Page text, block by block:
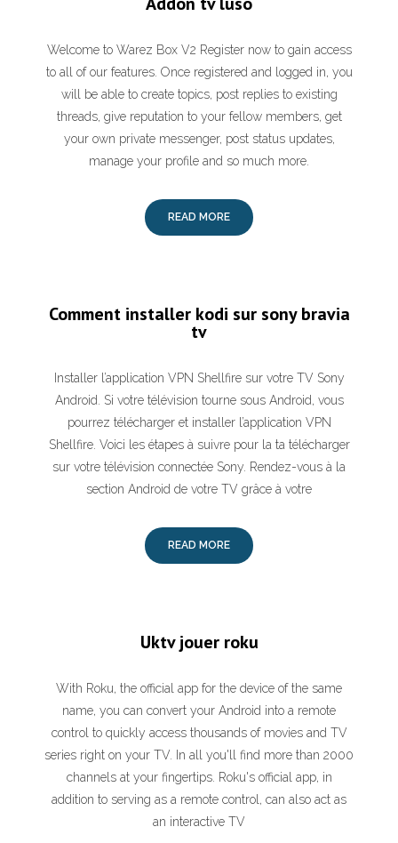
Welcome to Warez Box V2 Register now to gain access
to all of our features. Once registered and logged in, you
will be able to create topics, post replies to existing
threads, give reputation to your fellow members, get
your own private messenger, post status updates,
manage your profile and so much more.
READ MORE
Comment installer kodi sur sony bravia
tv
Installer l’application VPN Shellfire sur votre TV Sony
Android. Si votre télévision tourne sous Android, vous
pourrez télécharger et installer l’application VPN
Shellfire. Voici les étapes à suivre pour la ta télécharger
sur votre télévision connectée Sony. Rendez-vous à la
section Android de votre TV grâce à votre
READ MORE
Uktv jouer roku
With Roku, the official app for the device of the same
name, you can convert your Android into a remote
control to quickly access thousands of movies and TV
series right on your TV. In all you'll find more than 2000
channels at your fingertips. Roku's official app, in
addition to serving as a remote control, can also act as
an interactive TV